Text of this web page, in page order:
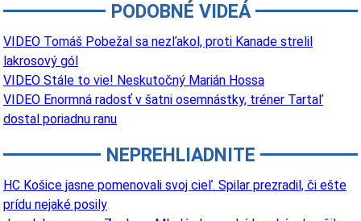
PODOBNÉ VIDEÁ
VIDEO Tomáš Pobežal sa nezľakol, proti Kanade strelil
lakrosový gól
VIDEO Stále to vie! Neskutočný Marián Hossa
VIDEO Enormná radosť v šatni osemnástky, tréner Tartaľ
dostal poriadnu ranu
NEPREHLIADNITE
HC Košice jasne pomenovali svoj cieľ. Spilar prezradil, či ešte
prídu nejaké posily